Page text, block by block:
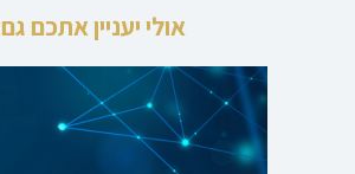
אולי יעניין אתכם